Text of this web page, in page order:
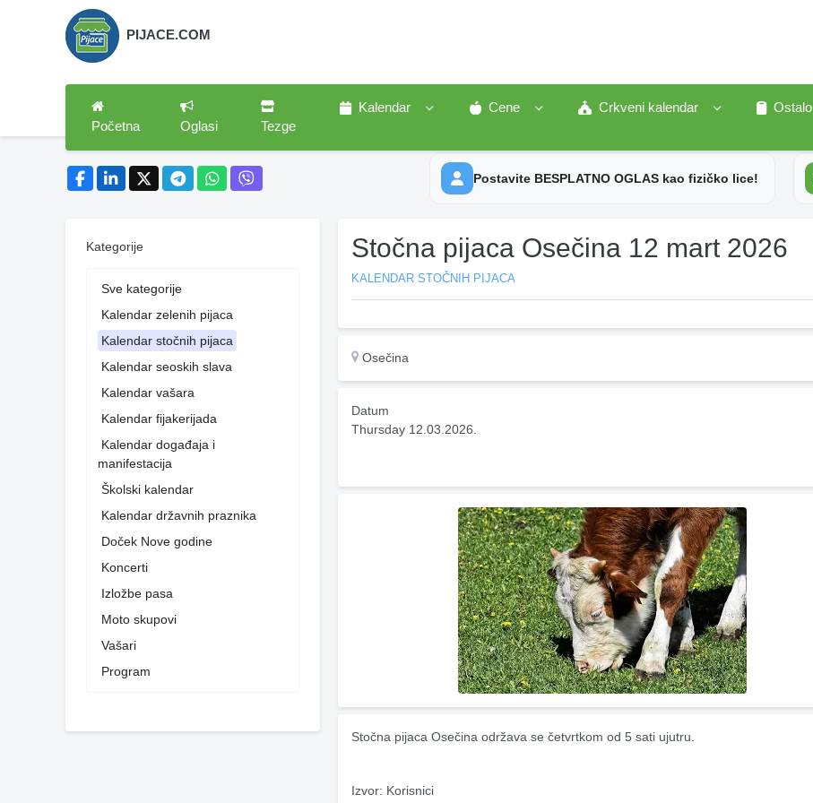
PIJACE.COM
Početna Oglasi Tezge
Kalendar Cene Crkveni kalendar
Ostalo
Postavite BESPLATNO OGLAS kao fizičko lice!
Kategorije
Sve kategorije
Kalendar zelenih pijaca
Kalendar stočnih pijaca
Kalendar seoskih slava
Kalendar vašara
Kalendar fijakerijada
Kalendar događaja i
manifestacija
Školski kalendar
Kalendar državnih praznika
Doček Nove godine
Koncerti
Izložbe pasa
Moto skupovi
Vašari
Program
Stočna pijaca Osečina 12 mart 2026
KALENDAR STOČNIH PIJACA
Osečina
Datum
Thursday 12.03.2026.
Stočna pijaca Osečina održava se četvrtkom od 5 sati ujutru.
Izvor: Korisnici